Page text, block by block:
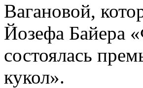
Вагановой,
Йозефа Байера
состоялась
кукол».